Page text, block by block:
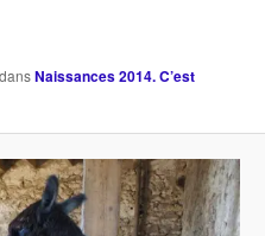
dansNaissances 2014. C’est